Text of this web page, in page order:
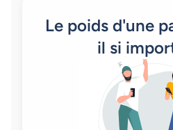
Le poids d'une
il si